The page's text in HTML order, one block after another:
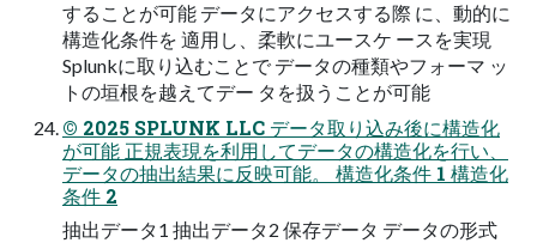
することが可能 データにアクセスする際 に、動的に
構造化条件を 適用し、柔軟にユースケ ースを実現
Splunkに取り込むことで データの種類やフォーマ ッ
トの垣根を越えてデー タを扱うことが可能
© 2025 SPLUNK LLC データ取り込み後に構造化
が可能 正規表現を利用してデータの構造化を行い、
データの抽出結果に反映可能。 構造化条件 1 構造化
条件 2
抽出データ1 抽出データ2 保存データ データの形式